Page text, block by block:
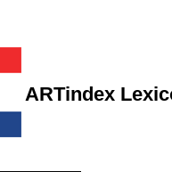
ARTindex